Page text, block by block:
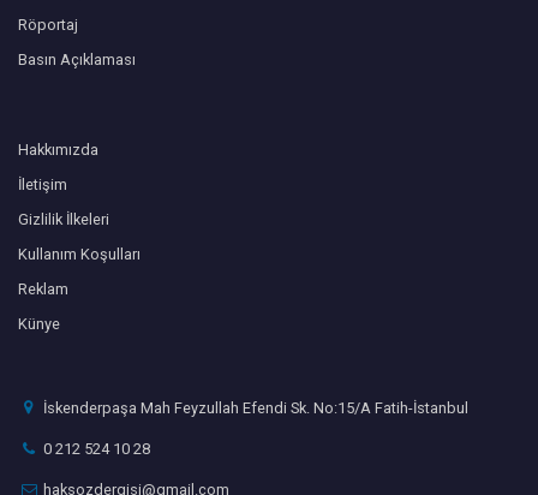
Röportaj
Basın Açıklaması
Hakkımızda
İletişim
Gizlilik İlkeleri
Kullanım Koşulları
Reklam
Künye
İskenderpaşa Mah Feyzullah Efendi Sk. No:15/A Fatih-İstanbul
0 212 524 10 28
haksozdergisi@gmail.com